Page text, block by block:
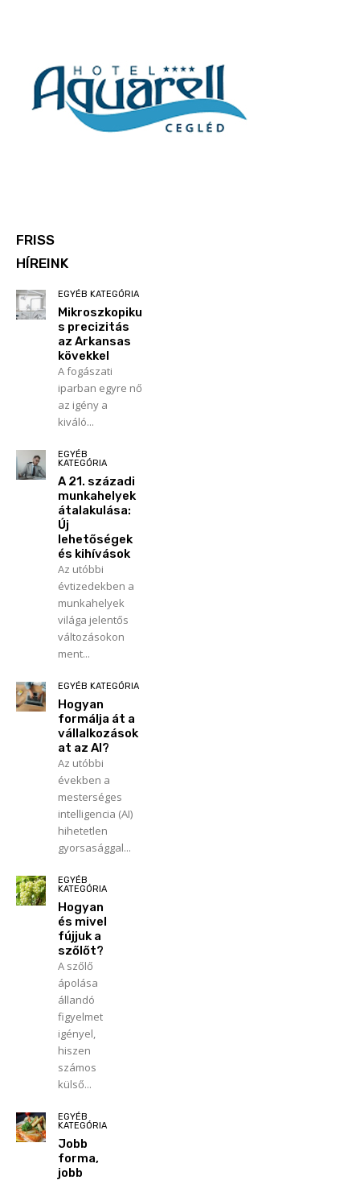
FRISS
HÍREINK
EGYÉB KATEGÓRIA
Mikroszkopiku
s precizitás
az Arkansas
kövekkel
A fogászati
iparban egyre nő
az igény a
kiváló...
EGYÉB
KATEGÓRIA
A 21. századi
munkahelyek
átalakulása:
Új
lehetőségek
és kihívások
Az utóbbi
évtizedekben a
munkahelyek
világa jelentős
változásokon
ment...
EGYÉB KATEGÓRIA
Hogyan
formálja át a
vállalkozások
at az AI?
Az utóbbi
években a
mesterséges
intelligencia (AI)
hihetetlen
gyorsasággal...
EGYÉB
KATEGÓRIA
Hogyan
és mivel
fújjuk a
szőlőt?
A szőlő
ápolása
állandó
figyelmet
igényel,
hiszen
számos
külső...
EGYÉB
KATEGÓRIA
Jobb
forma,
jobb